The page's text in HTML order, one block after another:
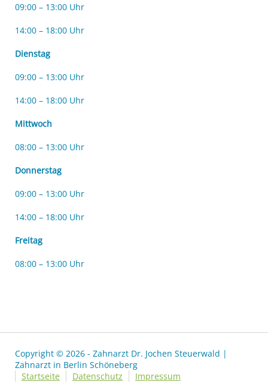
09:00 – 13:00 Uhr
14:00 – 18:00 Uhr
Dienstag
09:00 – 13:00 Uhr
14:00 – 18:00 Uhr
Mittwoch
08:00 – 13:00 Uhr
Donnerstag
09:00 – 13:00 Uhr
14:00 – 18:00 Uhr
Freitag
08:00 – 13:00 Uhr
Copyright © 2026 - Zahnarzt Dr. Jochen Steuerwald |
Zahnarzt in Berlin Schöneberg
Startseite
Datenschutz Impressum